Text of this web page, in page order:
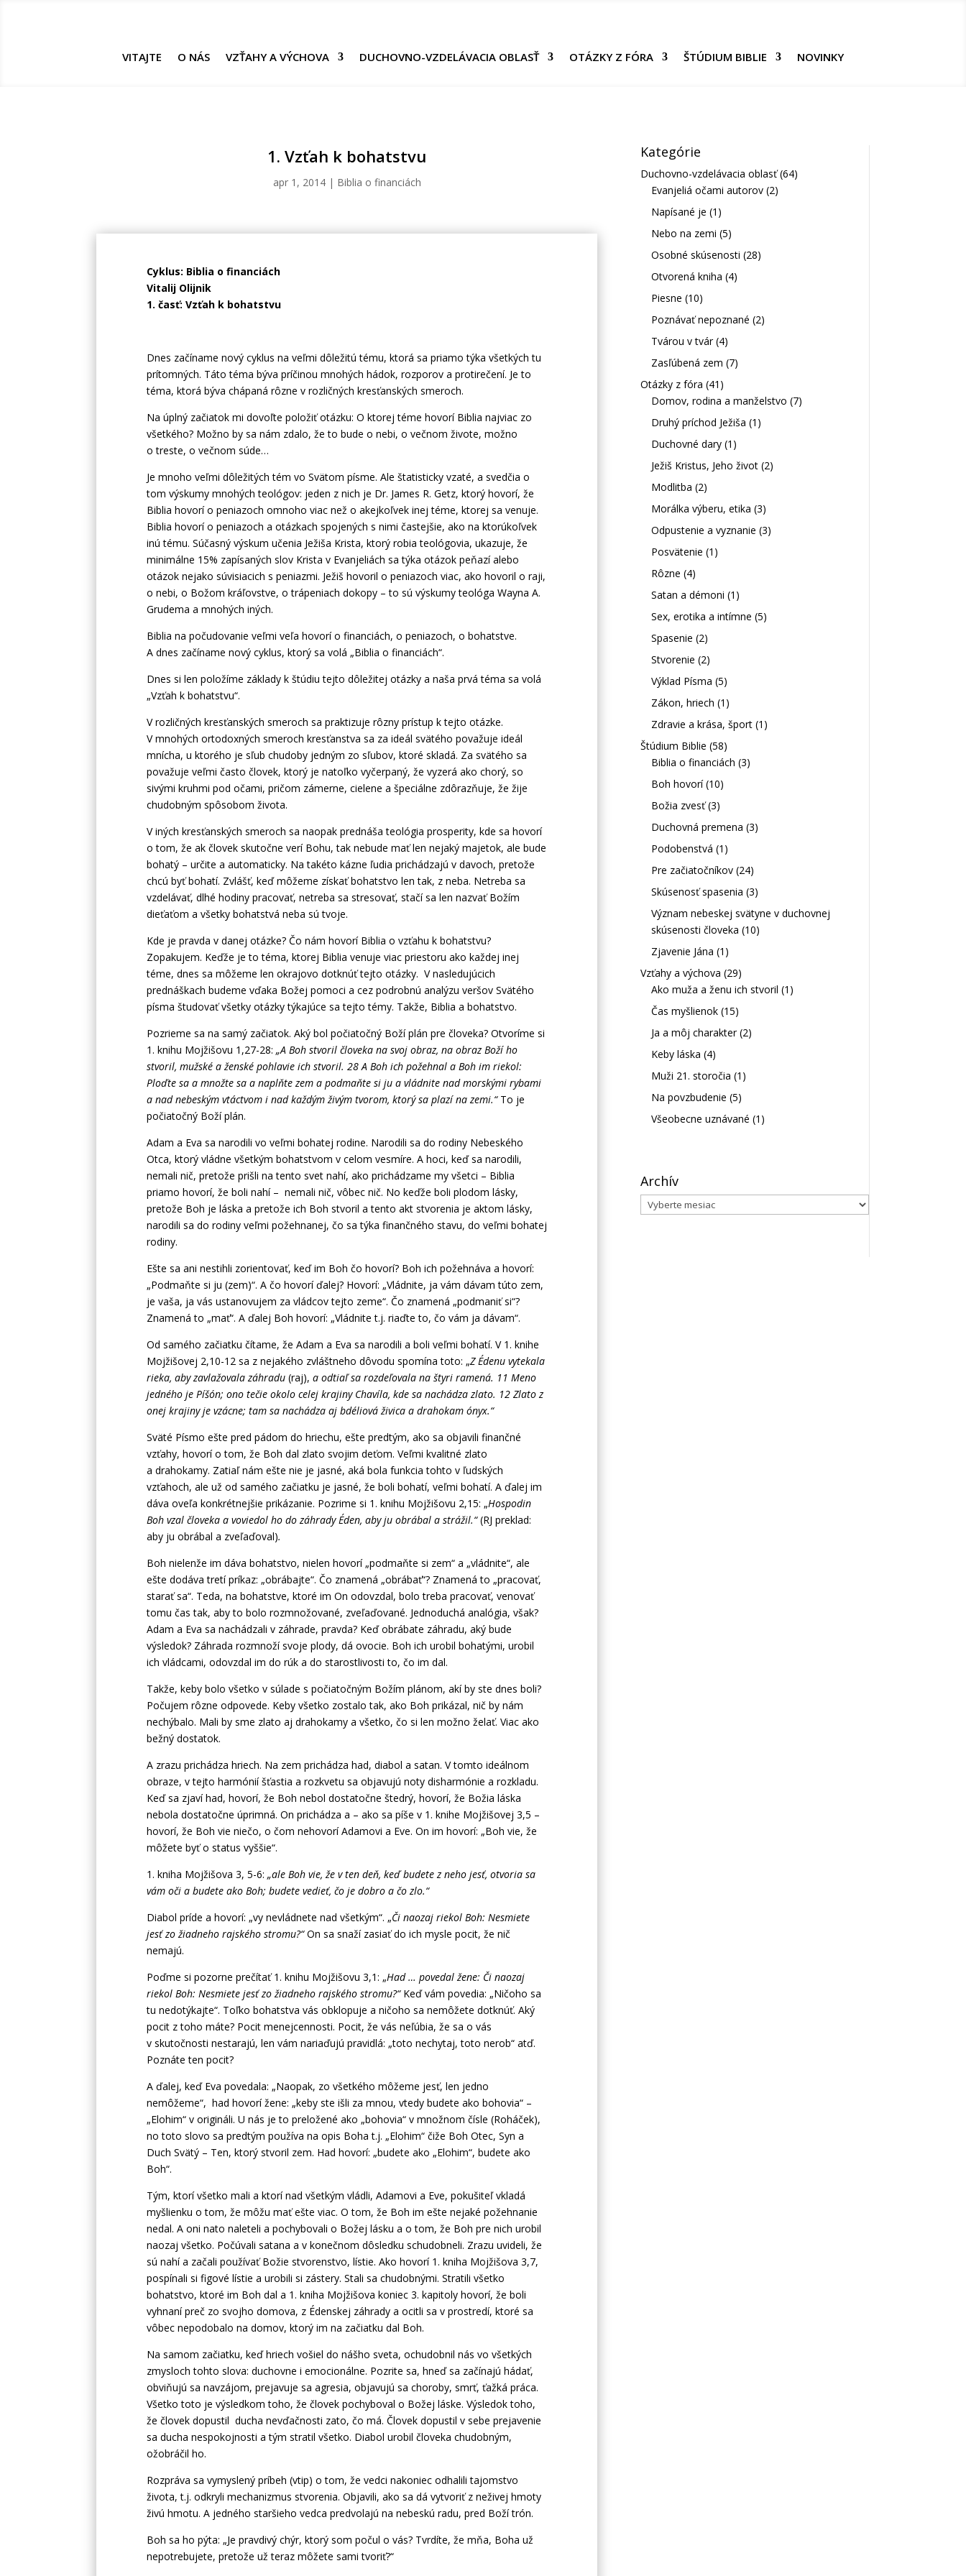
VITAJTE O NÁS VZŤAHY A VÝCHOVA DUCHOVNO-VZDELÁVACIA OBLASŤ OTÁZKY Z FÓRA ŠTÚDIUM BIBLIE NOVINKY
1. Vzťah k bohatstvu
apr 1, 2014| Biblia o financiách
Cyklus: Biblia o financiách
Vitalij Olijnik
1. časť: Vzťah k bohatstvu
Dnes začíname nový cyklus na veľmi dôležitú tému, ktorá sa priamo týka všetkých tu
prítomných. Táto téma býva príčinou mnohých hádok, rozporov a protirečení. Je to
téma, ktorá býva chápaná rôzne v rozličných kresťanských smeroch.
Na úplný začiatok mi dovoľte položiť otázku: O ktorej téme hovorí Biblia najviac zo
všetkého? Možno by sa nám zdalo, že to bude o nebi, o večnom živote, možno
o treste, o večnom súde…
Je mnoho veľmi dôležitých tém vo Svätom písme. Ale štatisticky vzaté, a svedčia o
tom výskumy mnohých teológov: jeden z nich je Dr. James R. Getz, ktorý hovorí, že
Biblia hovorí o peniazoch omnoho viac než o akejkoľvek inej téme, ktorej sa venuje.
Biblia hovorí o peniazoch a otázkach spojených s nimi častejšie, ako na ktorúkoľvek
inú tému. Súčasný výskum učenia Ježiša Krista, ktorý robia teológovia, ukazuje, že
minimálne 15% zapísaných slov Krista v Evanjeliách sa týka otázok peňazí alebo
otázok nejako súvisiacich s peniazmi. Ježiš hovoril o peniazoch viac, ako hovoril o raji,
o nebi, o Božom kráľovstve, o trápeniach dokopy – to sú výskumy teológa Wayna A.
Grudema a mnohých iných.
Biblia na počudovanie veľmi veľa hovorí o financiách, o peniazoch, o bohatstve.
A dnes začíname nový cyklus, ktorý sa volá „Biblia o financiách“.
Dnes si len položíme základy k štúdiu tejto dôležitej otázky a naša prvá téma sa volá
„Vzťah k bohatstvu“.
V rozličných kresťanských smeroch sa praktizuje rôzny prístup k tejto otázke.
V mnohých ortodoxných smeroch kresťanstva sa za ideál svätého považuje ideál
mnícha, u ktorého je sľub chudoby jedným zo sľubov, ktoré skladá. Za svätého sa
považuje veľmi často človek, ktorý je natoľko vyčerpaný, že vyzerá ako chorý, so
sivými kruhmi pod očami, pričom zámerne, cielene a špeciálne zdôrazňuje, že žije
chudobným spôsobom života.
V iných kresťanských smeroch sa naopak prednáša teológia prosperity, kde sa hovorí
o tom, že ak človek skutočne verí Bohu, tak nebude mať len nejaký majetok, ale bude
bohatý – určite a automaticky. Na takéto kázne ľudia prichádzajú v davoch, pretože
chcú byť bohatí. Zvlášť, keď môžeme získať bohatstvo len tak, z neba. Netreba sa
vzdelávať, dlhé hodiny pracovať, netreba sa stresovať, stačí sa len nazvať Božím
dieťaťom a všetky bohatstvá neba sú tvoje.
Kde je pravda v danej otázke? Čo nám hovorí Biblia o vzťahu k bohatstvu?
Zopakujem. Keďže je to téma, ktorej Biblia venuje viac priestoru ako každej inej
téme, dnes sa môžeme len okrajovo dotknúť tejto otázky. V nasledujúcich
prednáškach budeme vďaka Božej pomoci a cez podrobnú analýzu veršov Svätého
písma študovať všetky otázky týkajúce sa tejto témy. Takže, Biblia a bohatstvo.
Pozrieme sa na samý začiatok. Aký bol počiatočný Boží plán pre človeka? Otvoríme si
1. knihu Mojžišovu 1,27-28:„A Boh stvoril človeka na svoj obraz, na obraz Boží ho
stvoril, mužské a ženské pohlavie ich stvoril. 28 A Boh ich požehnal a Boh im riekol:
Ploďte sa a množte sa a naplňte zem a podmaňte si ju a vládnite nad morskými rybami
a nad nebeským vtáctvom i nad každým živým tvorom, ktorý sa plazí na zemi.“To je
počiatočný Boží plán.
Adam a Eva sa narodili vo veľmi bohatej rodine. Narodili sa do rodiny Nebeského
Otca, ktorý vládne všetkým bohatstvom v celom vesmíre. A hoci, keď sa narodili,
nemali nič, pretože prišli na tento svet nahí, ako prichádzame my všetci – Biblia
priamo hovorí, že boli nahí – nemali nič, vôbec nič. No keďže boli plodom lásky,
pretože Boh je láska a pretože ich Boh stvoril a tento akt stvorenia je aktom lásky,
narodili sa do rodiny veľmi požehnanej, čo sa týka finančného stavu, do veľmi bohatej
rodiny.
Ešte sa ani nestihli zorientovať, keď im Boh čo hovorí? Boh ich požehnáva a hovorí:
„Podmaňte si ju (zem)“. A čo hovorí ďalej? Hovorí: „Vládnite, ja vám dávam túto zem,
je vaša, ja vás ustanovujem za vládcov tejto zeme“. Čo znamená „podmaniť si“?
Znamená to „mať“. A ďalej Boh hovorí: „Vládnite t.j. riaďte to, čo vám ja dávam“.
Od samého začiatku čítame, že Adam a Eva sa narodili a boli veľmi bohatí. V 1. knihe
Mojžišovej 2,10-12 sa z nejakého zvláštneho dôvodu spomína toto: „Z Édenu vytekala
rieka, aby zavlažovala záhradu(raj), a odtiaľ sa rozdeľovala na štyri ramená. 11 Meno
jedného je Píšón; ono tečie okolo celej krajiny Chavíla, kde sa nachádza zlato. 12 Zlato z
onej krajiny je vzácne; tam sa nachádza aj bdéliová živica a drahokam ónyx.“
Sväté Písmo ešte pred pádom do hriechu, ešte predtým, ako sa objavili finančné
vzťahy, hovorí o tom, že Boh dal zlato svojim deťom. Veľmi kvalitné zlato
a drahokamy. Zatiaľ nám ešte nie je jasné, aká bola funkcia tohto v ľudských
vzťahoch, ale už od samého začiatku je jasné, že boli bohatí, veľmi bohatí. A ďalej im
dáva oveľa konkrétnejšie prikázanie. Pozrime si 1. knihu Mojžišovu 2,15: „Hospodin
Boh vzal človeka a voviedol ho do záhrady Éden, aby ju obrábal a strážil.“(RJ preklad:
aby ju obrábal a zveľaďoval).
Boh nielenže im dáva bohatstvo, nielen hovorí „podmaňte si zem“ a „vládnite“, ale
ešte dodáva tretí príkaz: „obrábajte“. Čo znamená „obrábať“? Znamená to „pracovať,
starať sa“. Teda, na bohatstve, ktoré im On odovzdal, bolo treba pracovať, venovať
tomu čas tak, aby to bolo rozmnožované, zveľaďované. Jednoduchá analógia, však?
Adam a Eva sa nachádzali v záhrade, pravda? Keď obrábate záhradu, aký bude
výsledok? Záhrada rozmnoží svoje plody, dá ovocie. Boh ich urobil bohatými, urobil
ich vládcami, odovzdal im do rúk a do starostlivosti to, čo im dal.
Takže, keby bolo všetko v súlade s počiatočným Božím plánom, akí by ste dnes boli?
Počujem rôzne odpovede. Keby všetko zostalo tak, ako Boh prikázal, nič by nám
nechýbalo. Mali by sme zlato aj drahokamy a všetko, čo si len možno želať. Viac ako
bežný dostatok.
A zrazu prichádza hriech. Na zem prichádza had, diabol a satan. V tomto ideálnom
obraze, v tejto harmónií šťastia a rozkvetu sa objavujú noty disharmónie a rozkladu.
Keď sa zjaví had, hovorí, že Boh nebol dostatočne štedrý, hovorí, že Božia láska
nebola dostatočne úprimná. On prichádza a – ako sa píše v 1. knihe Mojžišovej 3,5 –
hovorí, že Boh vie niečo, o čom nehovorí Adamovi a Eve. On im hovorí: „Boh vie, že
môžete byť o status vyššie“.
1. kniha Mojžišova 3, 5-6:„ale Boh vie, že v ten deň, keď budete z neho jesť, otvoria sa
vám oči a budete ako Boh; budete vedieť, čo je dobro a čo zlo.“
Diabol príde a hovorí: „vy nevládnete nad všetkým“. „Či naozaj riekol Boh: Nesmiete
jesť zo žiadneho rajského stromu?“On sa snaží zasiať do ich mysle pocit, že nič
nemajú.
Poďme si pozorne prečítať 1. knihu Mojžišovu 3,1: „Had … povedal žene: Či naozaj
riekol Boh: Nesmiete jesť zo žiadneho rajského stromu?“ Keď vám povedia: „Ničoho sa
tu nedotýkajte“. Toľko bohatstva vás obklopuje a ničoho sa nemôžete dotknúť. Aký
pocit z toho máte? Pocit menejcennosti. Pocit, že vás neľúbia, že sa o vás
v skutočnosti nestarajú, len vám nariaďujú pravidlá: „toto nechytaj, toto nerob“ atď.
Poznáte ten pocit?
A ďalej, keď Eva povedala: „Naopak, zo všetkého môžeme jesť, len jedno
nemôžeme“, had hovorí žene: „keby ste išli za mnou, vtedy budete ako bohovia“ –
„Elohim“ v origináli. U nás je to preložené ako „bohovia“ v množnom čísle (Roháček),
no toto slovo sa predtým používa na opis Boha t.j. „Elohim“ čiže Boh Otec, Syn a
Duch Svätý – Ten, ktorý stvoril zem. Had hovorí: „budete ako „Elohim“, budete ako
Boh“.
Tým, ktorí všetko mali a ktorí nad všetkým vládli, Adamovi a Eve, pokušiteľ vkladá
myšlienku o tom, že môžu mať ešte viac. O tom, že Boh im ešte nejaké požehnanie
nedal. A oni nato naleteli a pochybovali o Božej lásku a o tom, že Boh pre nich urobil
naozaj všetko. Počúvali satana a v konečnom dôsledku schudobneli. Zrazu uvideli, že
sú nahí a začali používať Božie stvorenstvo, lístie. Ako hovorí 1. kniha Mojžišova 3,7,
pospínali si figové lístie a urobili si zástery. Stali sa chudobnými. Stratili všetko
bohatstvo, ktoré im Boh dal a 1. kniha Mojžišova koniec 3. kapitoly hovorí, že boli
vyhnaní preč zo svojho domova, z Édenskej záhrady a ocitli sa v prostredí, ktoré sa
vôbec nepodobalo na domov, ktorý im na začiatku dal Boh.
Na samom začiatku, keď hriech vošiel do nášho sveta, ochudobnil nás vo všetkých
zmysloch tohto slova: duchovne i emocionálne. Pozrite sa, hneď sa začínajú hádať,
obviňujú sa navzájom, prejavuje sa agresia, objavujú sa choroby, smrť, ťažká práca.
Všetko toto je výsledkom toho, že človek pochyboval o Božej láske. Výsledok toho,
že človek dopustil ducha nevďačnosti zato, čo má. Človek dopustil v sebe prejavenie
sa ducha nespokojnosti a tým stratil všetko. Diabol urobil človeka chudobným,
ožobráčil ho.
Rozpráva sa vymyslený príbeh (vtip) o tom, že vedci nakoniec odhalili tajomstvo
života, t.j. odkryli mechanizmus stvorenia. Objavili, ako sa dá vytvoriť z neživej hmoty
živú hmotu. A jedného staršieho vedca predvolajú na nebeskú radu, pred Boží trón.
Boh sa ho pýta: „Je pravdivý chýr, ktorý som počul o vás? Tvrdíte, že mňa, Boha už
nepotrebujete, pretože už teraz môžete sami tvoriť?“
Kategórie
Duchovno-vzdelávacia oblasť(64)
Evanjeliá očami autorov(2)
Napísané je (1)
Nebo na zemi (5)
Osobné skúsenosti (28)
Otvorená kniha (4)
Piesne (10)
Poznávať nepoznané (2)
Tvárou v tvár(4)
Zasľúbená zem (7)
Otázky z fóra (41)
Domov, rodina a manželstvo (7)
Druhý príchod Ježiša (1)
Duchovné dary(1)
Ježiš Kristus, Jeho život(2)
Modlitba (2)
Morálka výberu, etika (3)
Odpustenie a vyznanie (3)
Posvätenie (1)
Rôzne (4)
Satan a démoni (1)
Sex, erotika a intímne (5)
Spasenie (2)
Stvorenie (2)
Výklad Písma (5)
Zákon, hriech (1)
Zdravie a krása, šport(1)
Štúdium Biblie (58)
Biblia o financiách (3)
Boh hovorí(10)
Božia zvesť(3)
Duchovná premena (3)
Podobenstvá (1)
Pre začiatočníkov(24)
Skúsenosť spasenia (3)
Význam nebeskej svätyne v duchovnej
skúsenosti človeka (10)
Zjavenie Jána (1)
Vzťahy a výchova (29)
Ako muža a ženu ich stvoril (1)
Čas myšlienok(15)
Ja a môj charakter(2)
Keby láska (4)
Muži 21. storočia (1)
Na povzbudenie (5)
Všeobecne uznávané (1)
Archív
Archív